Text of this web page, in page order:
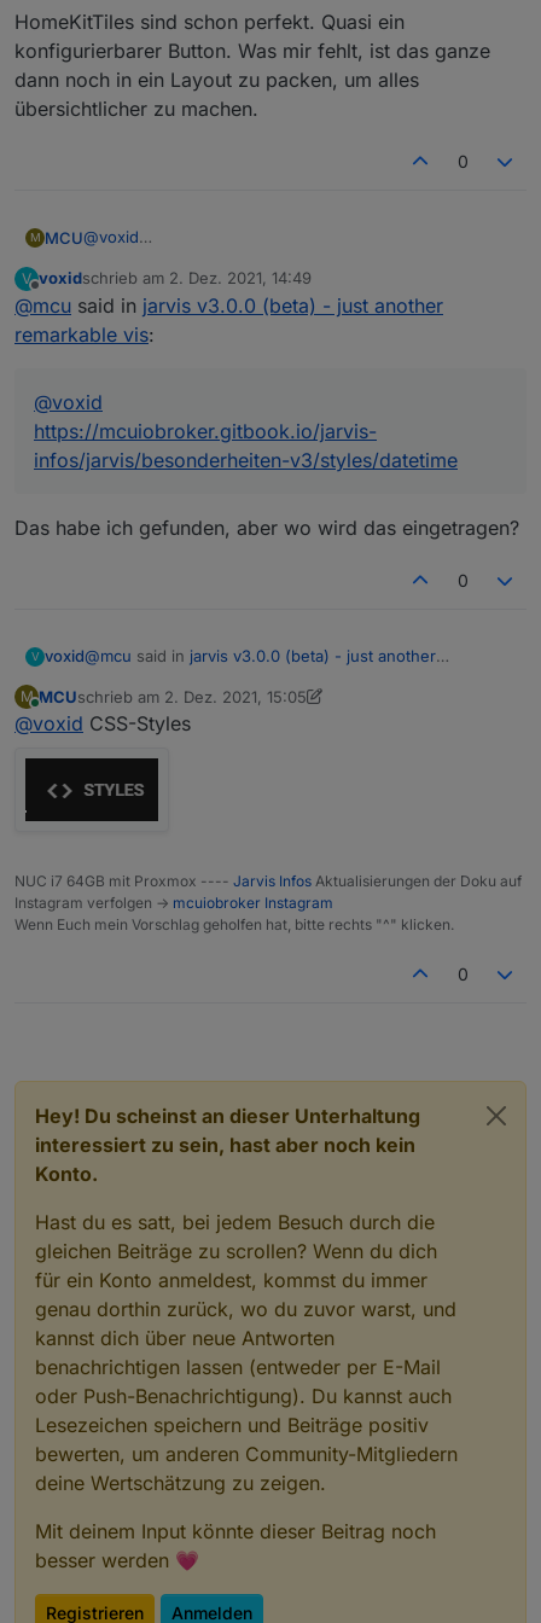
HTML/CSS technisch im Unterbau ist das ja einfach.
Alles in einen div, der dann relativ zu den anderen
positioniert wird.
HomeKitTiles sind schon perfekt. Quasi ein
konfigurierbarer Button. Was mir fehlt, ist das ganze
dann noch in ein Layout zu packen, um alles
übersichtlicher zu machen.
0
M MCU@voxid
infos/jarvis/besonderheiten-v3/styles/datetime
Und wie bekomme ich bei der KW den Punkt weg
und KW davor.
Einen Feature Request erstellen.
V voxidschrieb am 2. Dez. 2021, 14:49
zuletzt editiert von
@mcu said in jarvis v3.0.0 (beta) - just another
remarkable vis:
@voxid
https://mcuiobroker.gitbook.io/jarvis-
infos/jarvis/besonderheiten-v3/styles/datetime
Das habe ich gefunden, aber wo wird das eingetragen?
0
V voxid@mcu said in jarvis v3.0.0 (beta) - just another
@voxid
Das habe ich gefunden, aber wo wird das eingetragen?
M
Online
MCUschrieb am 2. Dez. 2021, 15:05
zuletzt editiert von MCU 12. Feb. 2021, 16:06
@voxid CSS-Styles
NUC i7 64GB mit Proxmox ---- Jarvis Infos Aktualisierungen der Doku auf
Instagram verfolgen -> mcuiobroker Instagram
Wenn Euch mein Vorschlag geholfen hat, bitte rechts "^" klicken.
0
Hey! Du scheinst an dieser Unterhaltung
interessiert zu sein, hast aber noch kein
Konto.
Hast du es satt, bei jedem Besuch durch die
gleichen Beiträge zu scrollen? Wenn du dich
für ein Konto anmeldest, kommst du immer
genau dorthin zurück, wo du zuvor warst, und
kannst dich über neue Antworten
benachrichtigen lassen (entweder per E-Mail
oder Push-Benachrichtigung). Du kannst auch
Lesezeichen speichern und Beiträge positiv
bewerten, um anderen Community-Mitgliedern
deine Wertschätzung zu zeigen.
Mit deinem Input könnte dieser Beitrag noch
besser werden 💗
Registrieren Anmelden